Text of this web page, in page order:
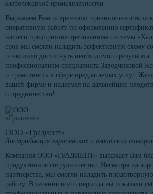
хлебопекарной промышленности
Выражаем Вам искреннюю признательность за
оперативную работу по оформлению
нашего предприятия требованиям системы
срок мы смогли наладить эффективную схему
позволило достигнуть необходимого
профессионализм специалиста Заводчиковой
и грамотность в сфере предлагаемых услуг.
вашей фирме и надеемся на дальнейшее
сотрудничество!
ООО «Градиент»
Дистрибьюция европейских и азиатских
Компания ООО «ГРАДИЕНТ» выражает Вам
продуктивное сотрудничество. Несмотря на
партнерства, мы смогли наладить
работу. В течение всего периода вы показали